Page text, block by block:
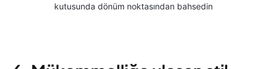
kutusunda dönüm noktasından bahsedin